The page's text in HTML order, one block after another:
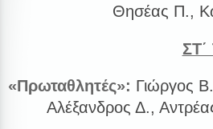
Θησέας Π.,
ΣΤ΄
«Πρωταθλητές»: Γιώργος
Αλέξανδρος Δ.,